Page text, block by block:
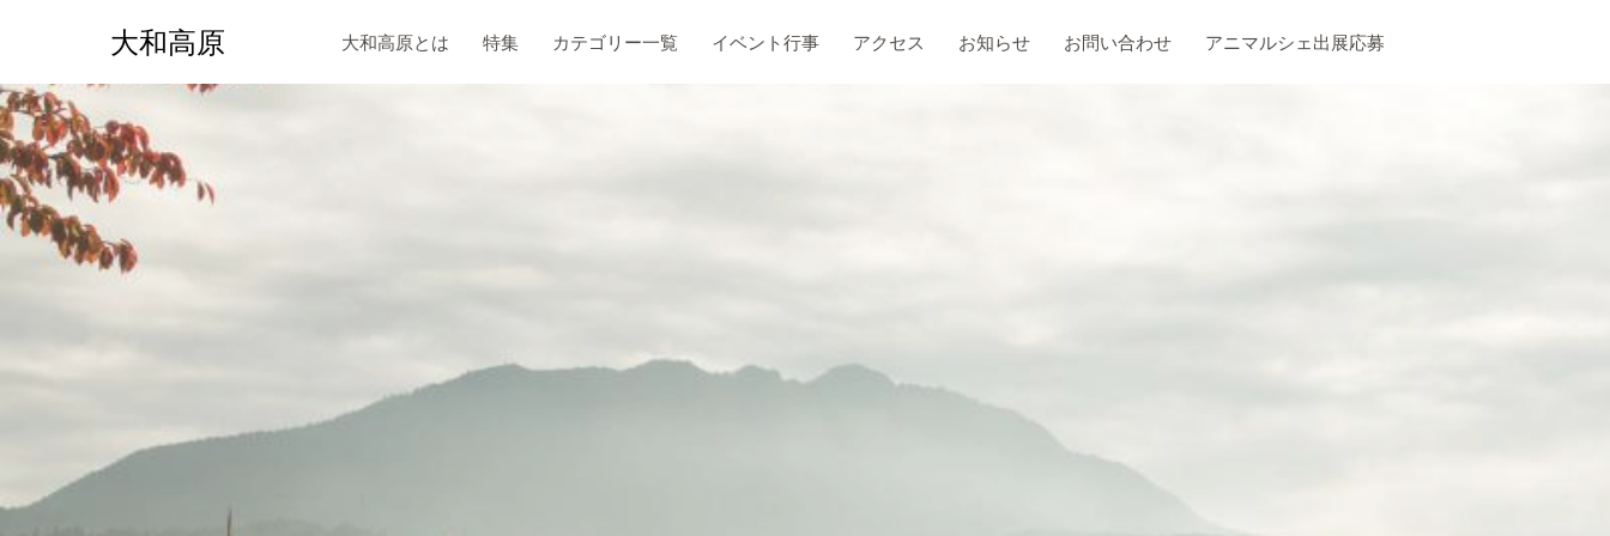
大和高原 大和高原とは 特集 カテゴリー一覧 イベント行事 アクセス お知らせ お問い合わせ アニマルシェ出展応募